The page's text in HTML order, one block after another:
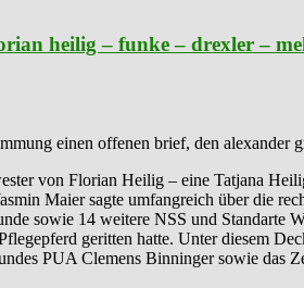
heilig – funke – drexler –
einen offenen brief, den alexander
von Florian Heilig – eine Tatjana
Maier sagte umfangreich über die
sowie 14 weitere NSS und
geritten hatte. Unter diesem
PUA Clemens Binninger sowie das